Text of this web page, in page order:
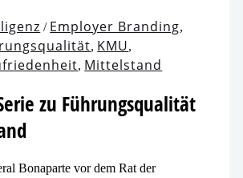
/ Employer Branding,
, KMU,
, Mittelstand
zu Führungsqualität